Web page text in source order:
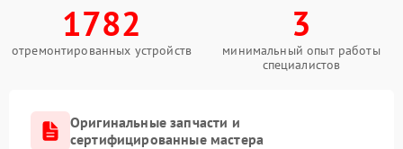
1782
отремонтированных устройств
3
минимальный опыт работы
специалистов
Оригинальные запчасти и
сертифицированные мастера